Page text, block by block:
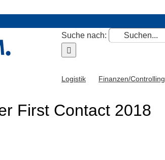
Suche nach:
Logistik Finanzen/Controlling
First Contact 2018